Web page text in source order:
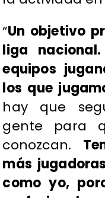
“Un objetivo
liga
equipos
los que
hay que
gente para
conozcan.
más
como yo,